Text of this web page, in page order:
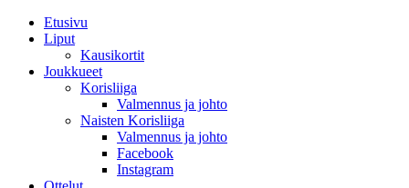
Etusivu
Liput
Kausikortit
Joukkueet
Korisliiga
Valmennus ja johto
Naisten Korisliiga
Valmennus ja johto
Facebook
Instagram